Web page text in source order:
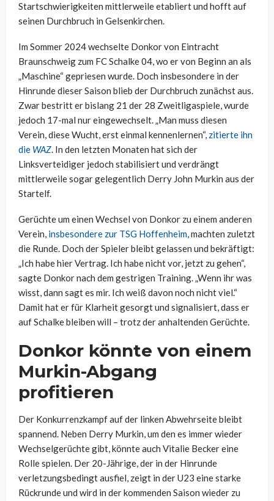
Startschwierigkeiten mittlerweile etabliert und hofft auf
seinen Durchbruch in Gelsenkirchen.
Im Sommer 2024 wechselte Donkor von Eintracht
Braunschweig zum FC Schalke 04, wo er von Beginn an als
„Maschine“ gepriesen wurde. Doch insbesondere in der
Hinrunde dieser Saison blieb der Durchbruch zunächst aus.
Zwar bestritt er bislang 21 der 28 Zweitligaspiele, wurde
jedoch 17-mal nur eingewechselt. „Man muss diesen
Verein, diese Wucht, erst einmal kennenlernen“, zitierte ihn
die WAZ. In den letzten Monaten hat sich der
Linksverteidiger jedoch stabilisiert und verdrängt
mittlerweile sogar gelegentlich Derry John Murkin aus der
Startelf.
Gerüchte um einen Wechsel von Donkor zu einem anderen
Verein, insbesondere zur TSG Hoffenheim, machten zuletzt
die Runde. Doch der Spieler bleibt gelassen und bekräftigt:
„Ich habe hier Vertrag. Ich habe nicht vor, jetzt zu gehen“,
sagte Donkor nach dem gestrigen Training. „Wenn ihr was
wisst, dann sagt es mir. Ich weiß davon noch nicht viel.“
Damit hat er für Klarheit gesorgt und signalisiert, dass er
auf Schalke bleiben will – trotz der anhaltenden Gerüchte.
Donkor könnte von einem
Murkin-Abgang
profitieren
Der Konkurrenzkampf auf der linken Abwehrseite bleibt
spannend. Neben Derry Murkin, um den es immer wieder
Wechselgerüchte gibt, könnte auch Vitalie Becker eine
Rolle spielen. Der 20-Jährige, der in der Hinrunde
verletzungsbedingt ausfiel, zeigt in der U23 eine starke
Rückrunde und wird in der kommenden Saison wieder zu